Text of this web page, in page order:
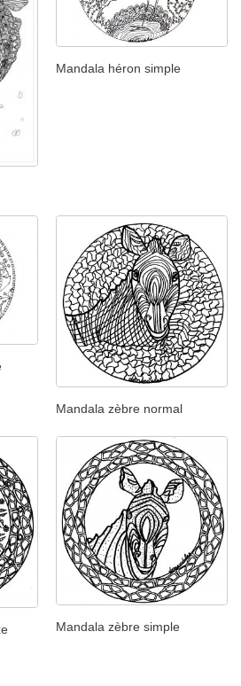
Mandala héron simple
Mandala zèbre normal
Mandala zèbre simple